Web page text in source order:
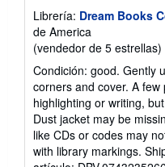
Librería: Dream Books
de America
(vendedor de 5 estrellas)
Condición: good. Gently
corners and cover. A
highlighting or writing,
Dust jacket may be
like CDs or codes may
with library markings.